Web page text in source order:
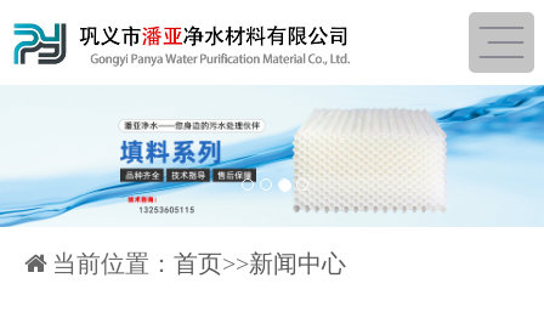
1 2 3 4
当前位置： 首页>>新闻中心